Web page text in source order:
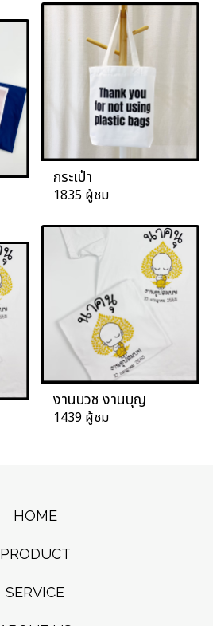
กระเป๋า
1835 ผู้ชม
งานบวช งานบุญ
1439 ผู้ชม
HOME
PRODUCT
SERVICE